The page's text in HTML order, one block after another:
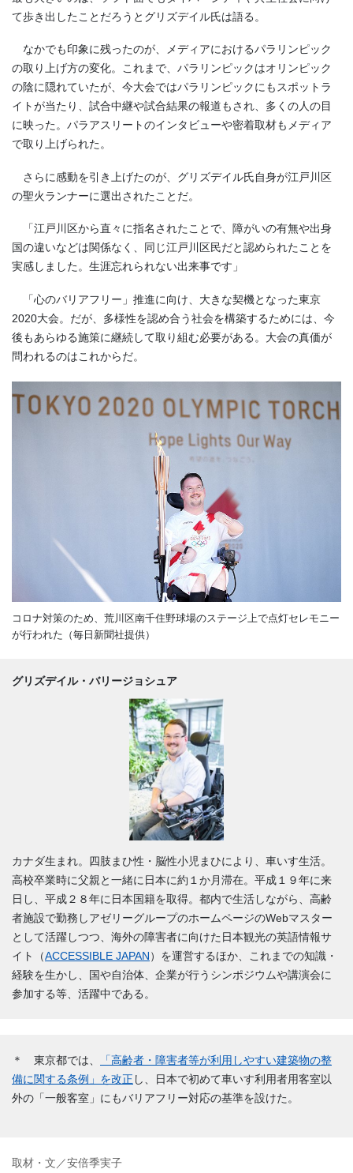
て歩き出したことだろうとグリズデイル氏は語る。
なかでも印象に残ったのが、メディアにおけるパラリンピック
の取り上げ方の変化。これまで、パラリンピックはオリンピック
の陰に隠れていたが、今大会ではパラリンピックにもスポットラ
イトが当たり、試合中継や試合結果の報道もされ、多くの人の目
に映った。パラアスリートのインタビューや密着取材もメディア
で取り上げられた。
さらに感動を引き上げたのが、グリズデイル氏自身が江戸川区
の聖火ランナーに選出されたことだ。
「江戸川区から直々に指名されたことで、障がいの有無や出身
国の違いなどは関係なく、同じ江戸川区民だと認められたことを
実感しました。生涯忘れられない出来事です」
「心のバリアフリー」推進に向け、大きな契機となった東京
2020大会。だが、多様性を認め合う社会を構築するためには、今
後もあらゆる施策に継続して取り組む必要がある。大会の真価が
問われるのはこれからだ。
コロナ対策のため、荒川区南千住野球場のステージ上で点灯セレモニー
が行われた（毎日新聞社提供）
グリズデイル・バリージョシュア
カナダ生まれ。四肢まひ性・脳性小児まひにより、車いす生活。
高校卒業時に父親と一緒に日本に約１か月滞在。平成１９年に来
日し、平成２８年に日本国籍を取得。都内で生活しながら、高齢
者施設で勤務しアゼリーグループのホームページのWebマスター
として活躍しつつ、海外の障害者に向けた日本観光の英語情報サ
イト（ACCESSIBLE JAPAN）を運営するほか、これまでの知識・
経験を生かし、国や自治体、企業が行うシンポジウムや講演会に
参加する等、活躍中である。
＊ 東京都では、
「高齢者・障害者等が利用しやすい建築物の整
備に関する条例」を改正 し、日本で初めて車いす利用者用客室以
外の「一般客室」にもバリアフリー対応の基準を設けた。
取材・文／安倍季実子